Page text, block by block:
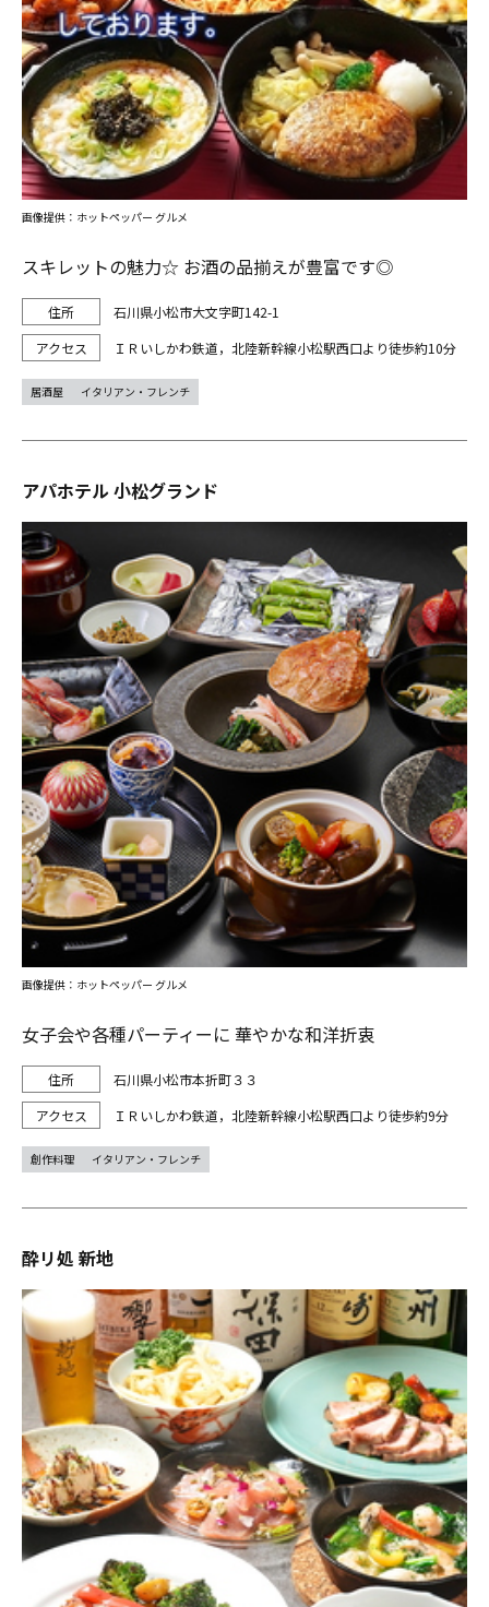
スキレットの魅力☆ お酒の品揃えが豊富です◎
石川県小松市大文字町142-1
ＩＲいしかわ鉄道，北陸新幹線小松駅西口より徒歩約10分
画像提供：ホットペッパー グルメ
居酒屋 イタリアン・フレンチ
アパホテル 小松グランド
女子会や各種パーティーに 華やかな和洋折衷
石川県小松市本折町３３
ＩＲいしかわ鉄道，北陸新幹線小松駅西口より徒歩約9分
画像提供：ホットペッパー グルメ
創作料理 イタリアン・フレンチ
酔リ処 新地